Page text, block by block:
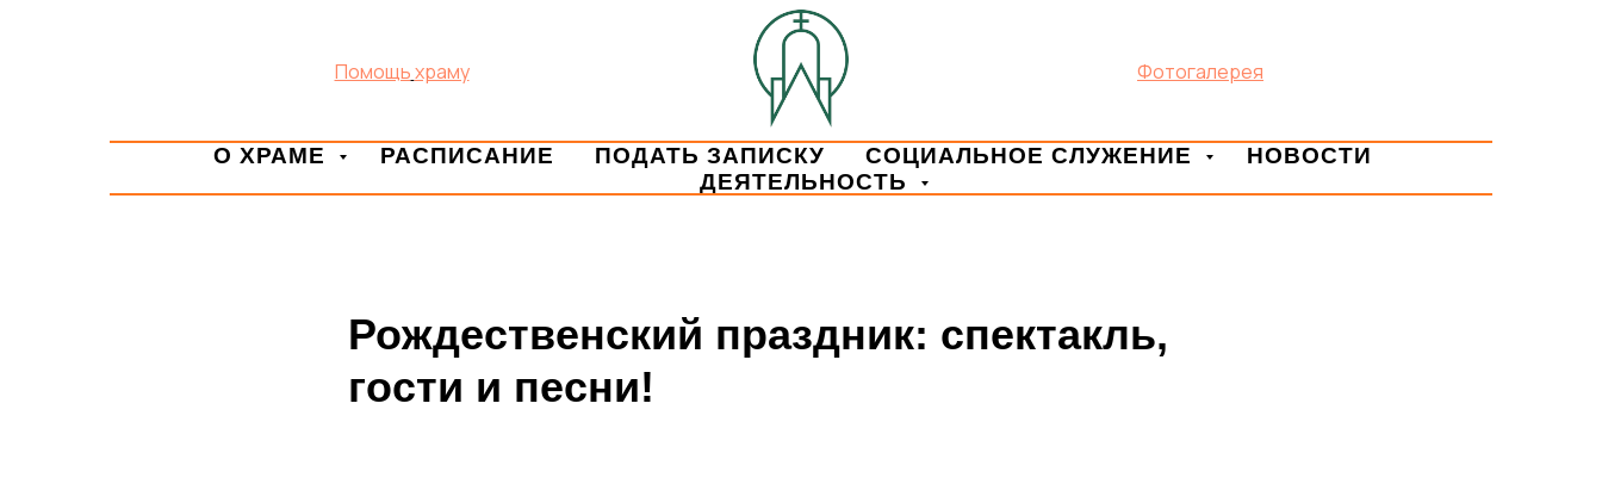
Помощьхраму Фотогалерея
О ХРАМЕ РАСПИСАНИЕ ПОДАТЬ ЗАПИСКУ СОЦИАЛЬНОЕ СЛУЖЕНИЕ
НОВОСТИ
ДЕЯТЕЛЬНОСТЬ
Рождественский праздник: спектакль,
гости и песни!